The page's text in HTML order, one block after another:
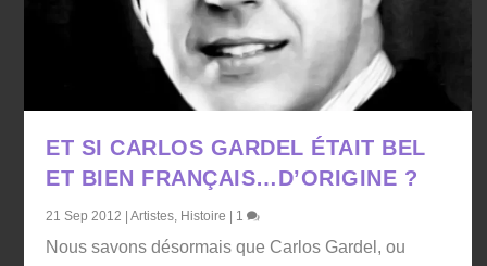
ET SI CARLOS GARDEL ÉTAIT BEL
ET BIEN FRANÇAIS…D’ORIGINE ?
21 Sep 2012 |Artistes, Histoire 1
Nous savons désormais que Carlos Gardel, ou